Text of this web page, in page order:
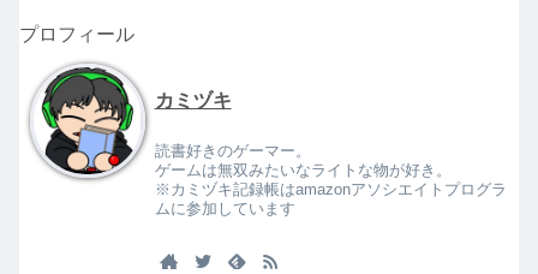
プロフィール
カミヅキ
読書好きのゲーマー。
ゲームは無双みたいなライトな物が好き。
※カミヅキ記録帳はamazonアソシエイトプログラ
ムに参加しています